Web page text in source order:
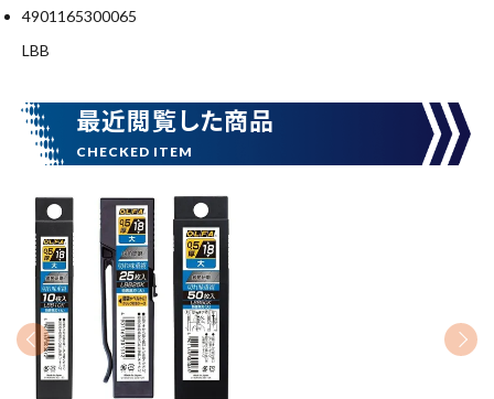
4901165300065
LBB
最近閲覧した商品